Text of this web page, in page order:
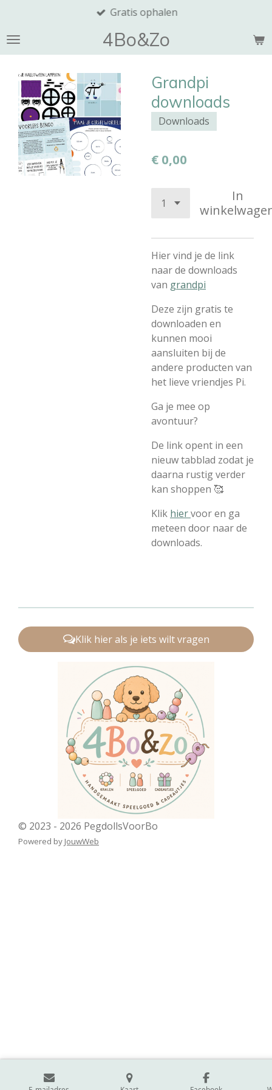
naar
de
hoofdinhoud
4Bo&Zo
Gratis ophalen
Grandpi
downloads
Downloads
€ 0,00
In
Hier vind je de link
naar de downloads
van grandpi
Deze zijn gratis te
downloaden en
kunnen mooi
aansluiten bij de
andere producten van
het lieve vriendjes Pi.
Ga je mee op
avontuur?
De link opent in een
nieuw tabblad zodat je
daarna rustig verder
kan shoppen 🥰
Klik hiervoor en ga
meteen door naar de
downloads.
Klik hier als je iets wilt vragen
© 2023 - 2026 PegdollsVoorBo
Powered by JouwWeb